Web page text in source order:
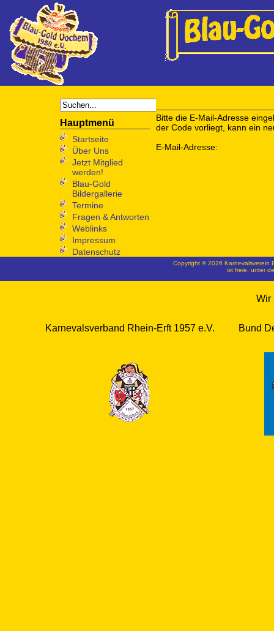
Hauptmenü
Startseite
Über Uns
Jetzt Mitglied
werden!
Blau-Gold
Bildergallerie
Termine
Fragen & Antworten
Weblinks
Impressum
Datenschutz
Bitte die E-Mail-Adresse
der Code vorliegt, kann ein
E-Mail-Adresse:
Copyright © 2026 Karnevalsverein
ist freie, unter
Wir
Karnevalsverband Rhein-Erft 1957 e.V. Bund